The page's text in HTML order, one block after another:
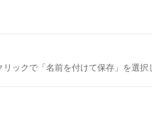
リックで「名前を付けて保存」を選